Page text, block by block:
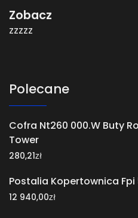
Zobacz
zzzzz
Polecane
Cofra Nt260 000.W Buty
Tower
280,21zł
Postalia Kopertownica Fpi
12 940,00zł